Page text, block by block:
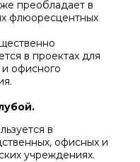
преобладает в
флюоресцентных
в проектах для
и офисного
в
офисных и
учреждениях.